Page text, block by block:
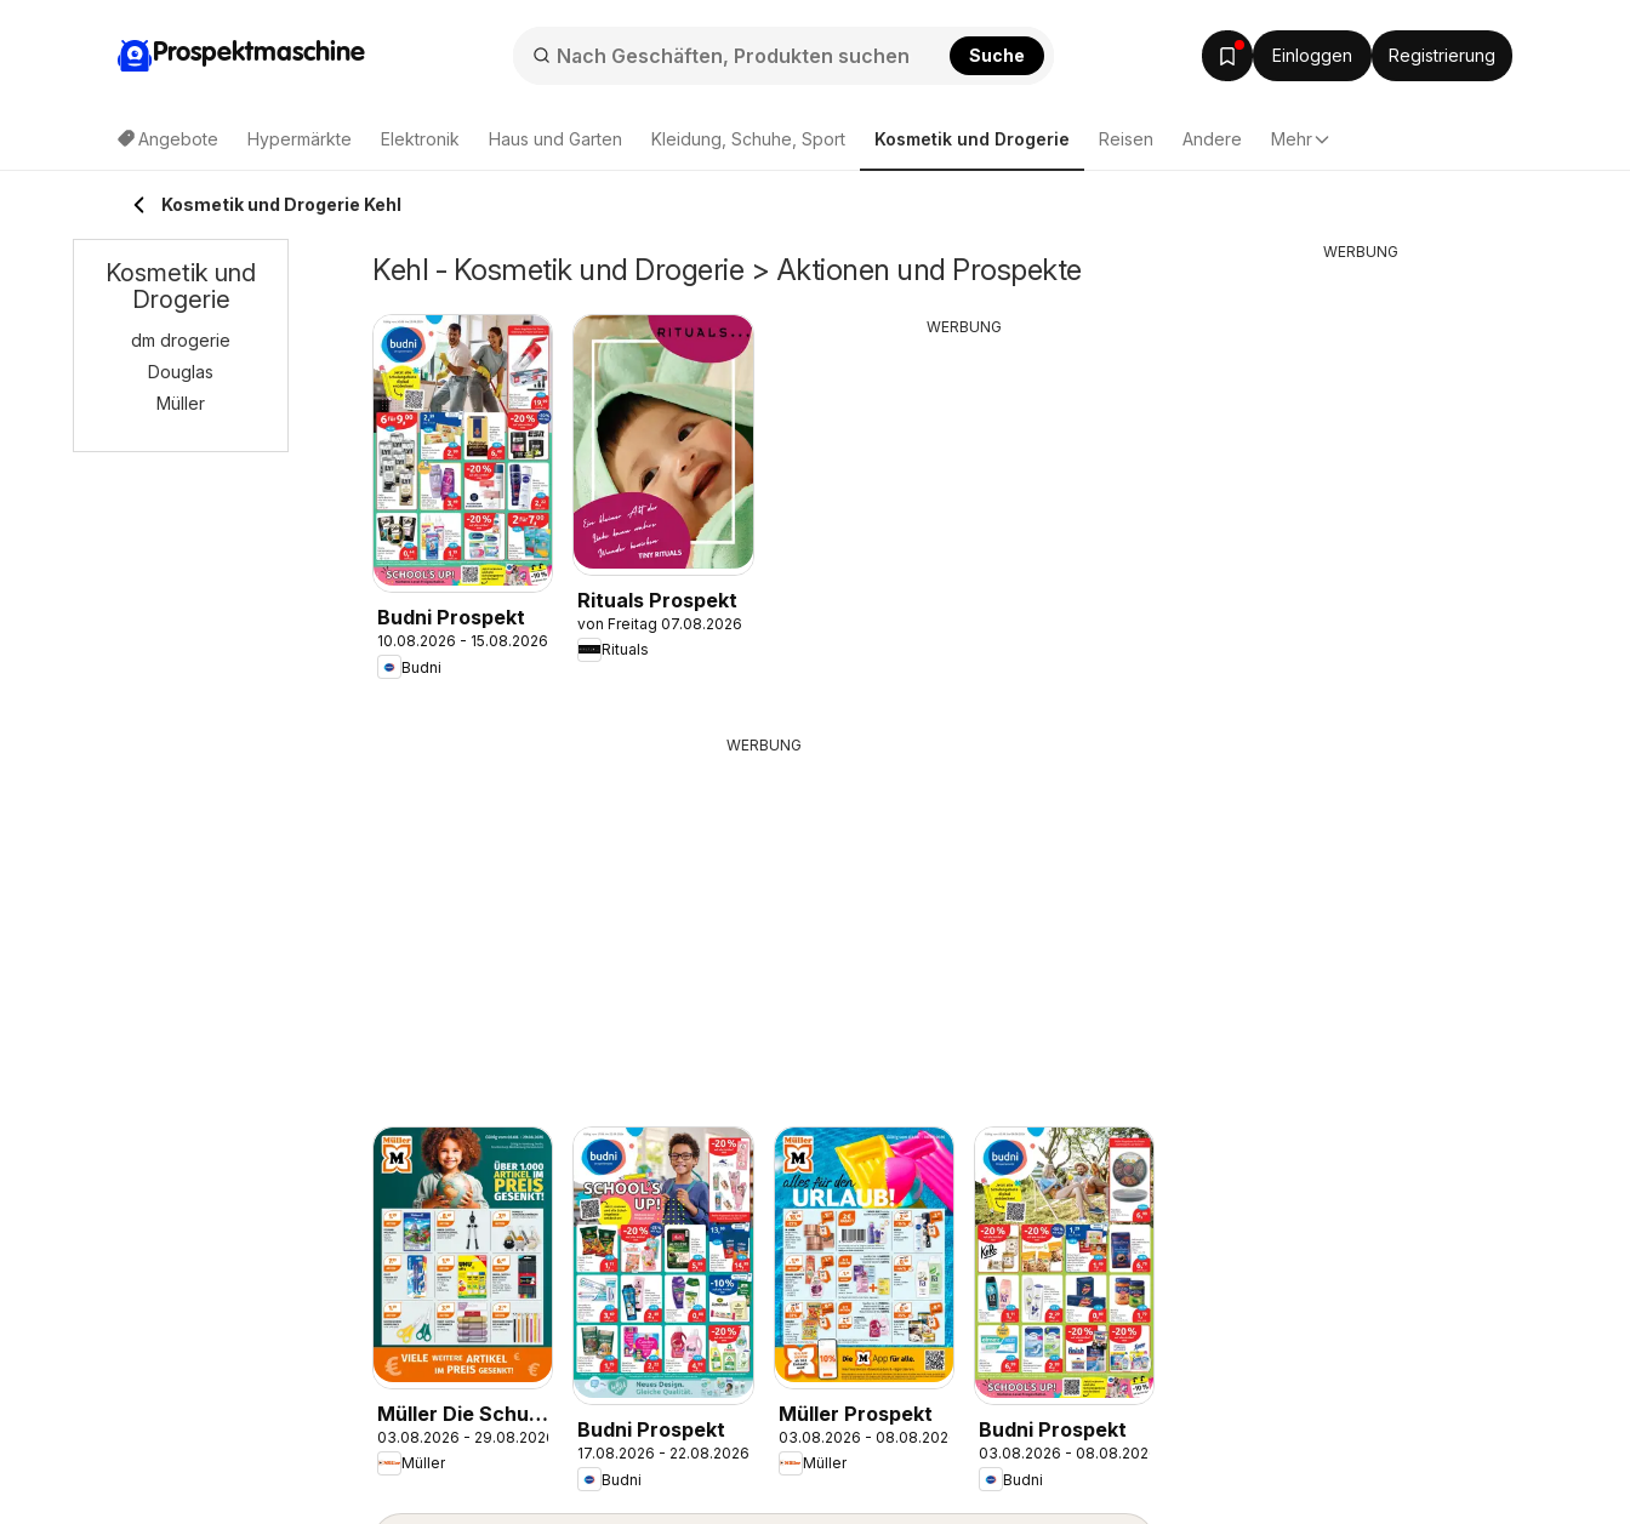
Prospektmaschine Suche Einloggen Registrierung
Angebote Hypermärkte Elektronik Haus und Garten Kleidung, Schuhe, Sport Kosmetik und Drogerie Reisen Andere Mehr
Kosmetik und Drogerie Kehl
Kehl - Kosmetik und Drogerie > Aktionen und Prospekte
Budni Prospekt
10.08.2026 - 15.08.2026
Budni
Rituals Prospekt
von Freitag 07.08.2026
Rituals
WERBUNG
WERBUNG
Müller Die Schule
ruft
03.08.2026 - 29.08.2026
Müller
Budni Prospekt
17.08.2026 - 22.08.2026
Budni
Müller Prospekt
03.08.2026 - 08.08.2026
Müller
Budni Prospekt
03.08.2026 - 08.08.2026
Budni
Kosmetik und
Drogerie
dm drogerie
Douglas
Müller
WERBUNG